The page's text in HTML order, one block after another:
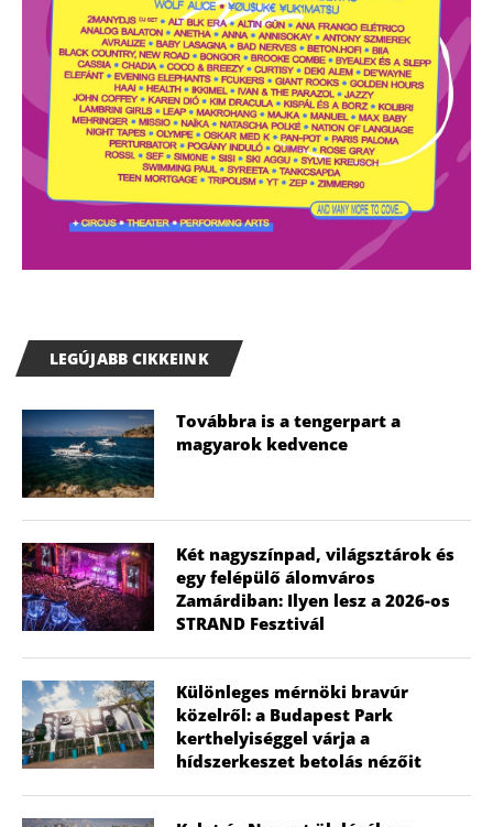
LEGÚJABB CIKKEINK
Továbbra is a tengerpart a
magyarok kedvence
Két nagyszínpad, világsztárok és
egy felépülő álomváros
Zamárdiban: Ilyen lesz a 2026-os
STRAND Fesztivál
Különleges mérnöki bravúr
közelről: a Budapest Park
kerthelyiséggel várja a
hídszerkeszet betolás nézőit